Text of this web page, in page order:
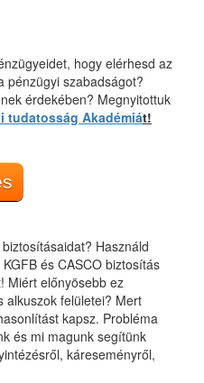
hogy elérhesd az
pénzügyi szabadságot?
érdekében? Megnyitottuk
tudatosság Akadémiát!
Használd
és CASCO biztosítás
Miért előnyösebb ez
alkuszok felületei? Mert
kapsz. Probléma
és mi magunk segítünk
káreseményről,